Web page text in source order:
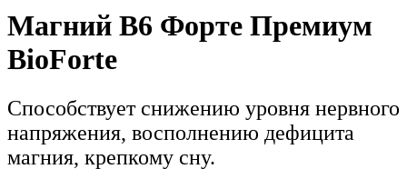
Магний В6 Форте Премиум
BioForte
Способствует снижению уровня нервного
напряжения, восполнению дефицита
магния, крепкому сну.